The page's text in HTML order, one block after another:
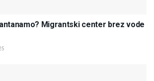
Migrantski center brez vode